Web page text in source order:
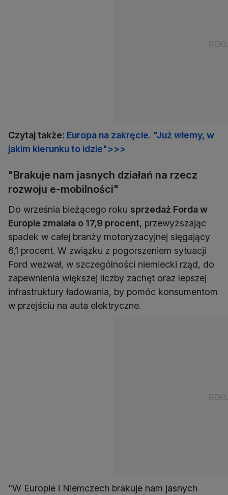
Czytaj także: Europa na zakręcie. "Już wiemy, w
jakim kierunku to idzie">>>
"Brakuje nam jasnych działań na rzecz
rozwoju e-mobilności"
Do września bieżącego roku sprzedaż Forda w
Europie zmalała o 17,9 procent, przewyższając
spadek w całej branży motoryzacyjnej sięgający
6,1 procent. W związku z pogorszeniem sytuacji
Ford wezwał, w szczególności niemiecki rząd, do
zapewnienia większej liczby zachęt oraz lepszej
infrastruktury ładowania, by pomóc konsumentom
w przejściu na auta elektryczne.
"W Europie i Niemczech brakuje nam jasnych